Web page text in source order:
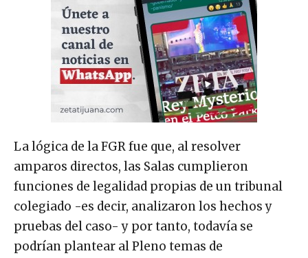
La lógica de la FGR fue que, al resolver
amparos directos, las Salas cumplieron
funciones de legalidad propias de un tribunal
colegiado -es decir, analizaron los hechos y
pruebas del caso- y por tanto, todavía se
podrían plantear al Pleno temas de